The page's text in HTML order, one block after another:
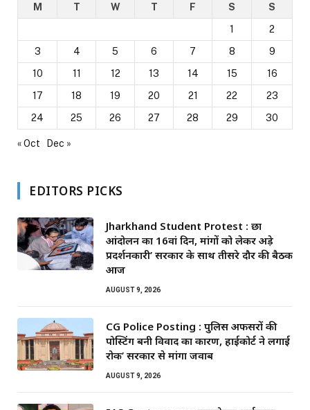
M T W T F S
S
1
2
3
4 5 6 7 8
9
10
11 12 13 14 15
16
17
18 19 20 21 22
23
24
25 26 27 28 29 30
« Oct Dec »
EDITORS PICKS
Jharkhand Student Protest : छात्र
आंदोलन का 16वां दिन, मांगों को लेकर अड़े
प्रदर्शनकारी’ सरकार के साथ तीसरे दौर की बैठक
आज
AUGUST 9, 2026
CG Police Posting : पुलिस अफसरों की
पोस्टिंग बनी विवाद का कारण, हाईकोर्ट ने लगाई
रोक’ सरकार से मांगा जवाब
AUGUST 9, 2026